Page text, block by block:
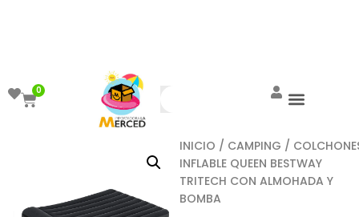
0
INICIO / CAMPING /
INFLABLE QUEEN BESTWAY
TRITECH CON ALMOHADA Y
BOMBA